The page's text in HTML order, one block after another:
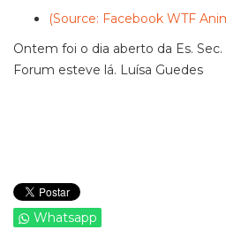
(Source: Facebook WTF
Ontem foi o dia aberto da Es. Sec.
Forum esteve lá. Luísa Guedes
Whatsapp